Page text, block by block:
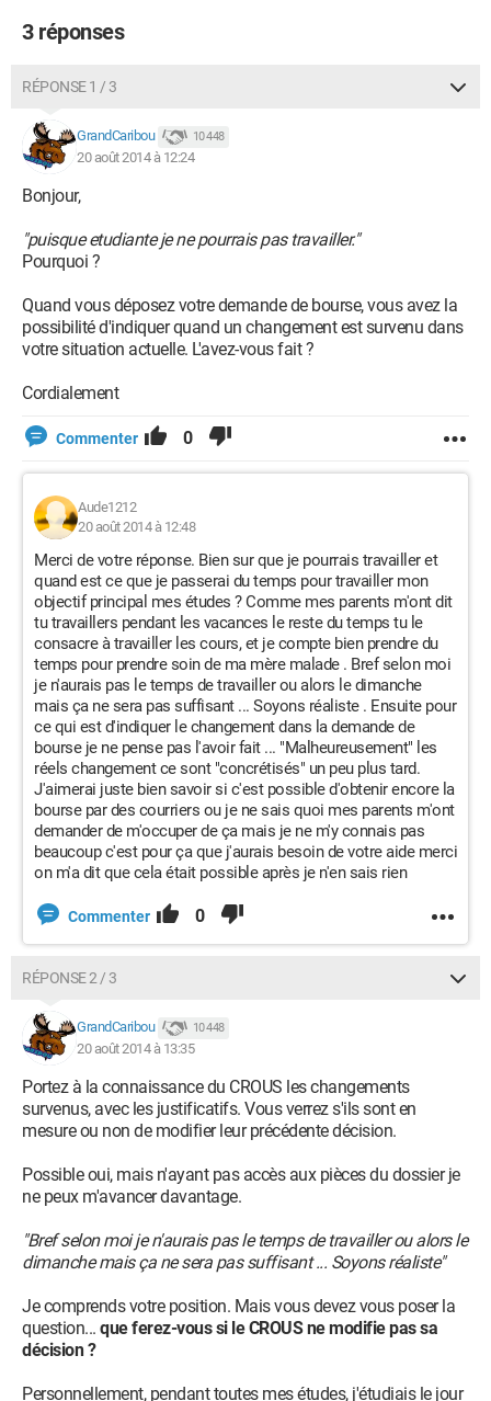
3 réponses
RÉPONSE 1 / 3
GrandCaribou 10 448
20 août 2014 à 12:24
Bonjour,
"puisque etudiante je ne pourrais pas travailler."
Pourquoi ?
Quand vous déposez votre demande de bourse, vous avez la
possibilité d'indiquer quand un changement est survenu dans
votre situation actuelle. L'avez-vous fait ?
Cordialement
Commenter 0
Aude1212
20 août 2014 à 12:48
Merci de votre réponse. Bien sur que je pourrais travailler et
quand est ce que je passerai du temps pour travailler mon
objectif principal mes études ? Comme mes parents m'ont dit
tu travaillers pendant les vacances le reste du temps tu le
consacre à travailler les cours, et je compte bien prendre du
temps pour prendre soin de ma mère malade . Bref selon moi
je n'aurais pas le temps de travailler ou alors le dimanche
mais ça ne sera pas suffisant ... Soyons réaliste . Ensuite pour
ce qui est d'indiquer le changement dans la demande de
bourse je ne pense pas l'avoir fait ... "Malheureusement" les
réels changement ce sont "concrétisés" un peu plus tard.
J'aimerai juste bien savoir si c'est possible d'obtenir encore la
bourse par des courriers ou je ne sais quoi mes parents m'ont
demander de m'occuper de ça mais je ne m'y connais pas
beaucoup c'est pour ça que j'aurais besoin de votre aide merci
on m'a dit que cela était possible après je n'en sais rien
Commenter 0
RÉPONSE 2 / 3
GrandCaribou 10 448
20 août 2014 à 13:35
Portez à la connaissance du CROUS les changements
survenus, avec les justificatifs. Vous verrez s'ils sont en
mesure ou non de modifier leur précédente décision.
Possible oui, mais n'ayant pas accès aux pièces du dossier je
ne peux m'avancer davantage.
"Bref selon moi je n'aurais pas le temps de travailler ou alors le
dimanche mais ça ne sera pas suffisant ... Soyons réaliste"
Je comprends votre position. Mais vous devez vous poser la
question... que ferez-vous si le CROUS ne modifie pas sa
décision ?
Personnellement, pendant toutes mes études, j'étudiais le jour